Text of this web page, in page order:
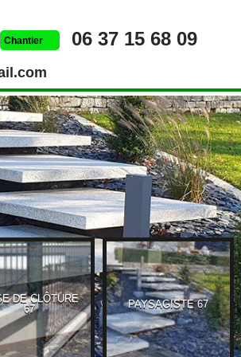
Chantier 06 37 15 68 09
DE CLÔTURE
67
PAYSAGISTE 67